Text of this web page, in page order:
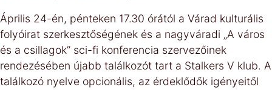
Április 24-én, pénteken 17.30 órától a Várad kulturális
folyóirat szerkesztőségének és a nagyváradi „A város
és a csillagok” sci-fi konferencia szervezőinek
rendezésében újabb találkozót tart a Stalkers V klub. A
találkozó nyelve opcionális, az érdeklődők igényeitől